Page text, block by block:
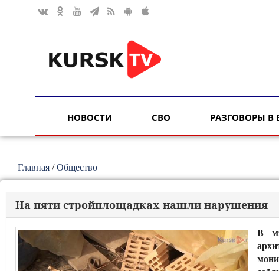
НОВОСТИ СВО РАЗГОВОРЫ В
Главная /Общество
На пяти стройплощадках нашли нарушения
В